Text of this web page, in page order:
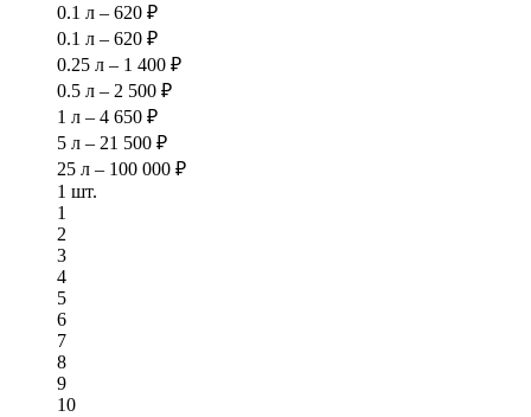
0.1 л – 620 ₽
0.1 л – 620 ₽
0.25 л – 1 400 ₽
0.5 л – 2 500 ₽
1 л – 4 650 ₽
5 л – 21 500 ₽
25 л – 100 000 ₽
1 шт.
1
2
3
4
5
6
7
8
9
10